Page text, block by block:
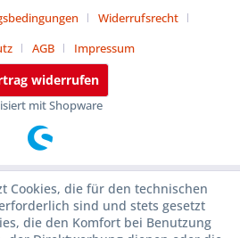
Widerrufsrecht
AGB Impressum
widerrufen
mit Shopware
Cookies, die für den technischen
sind und stets gesetzt
die den Komfort bei Benutzung